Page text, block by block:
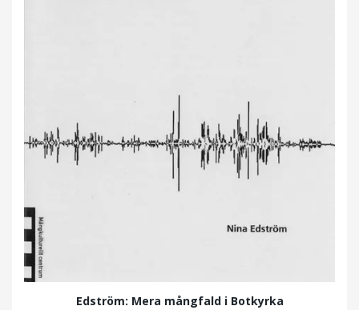
Edström: Mera mångfald i Botkyrka